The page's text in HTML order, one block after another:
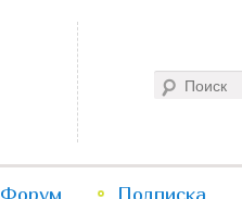
Форум Подписка